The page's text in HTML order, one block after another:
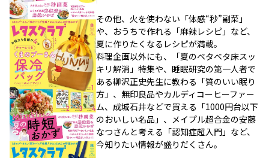
その他、火を使わない「体感“秒”副菜」
や、おうちで作れる「麻辣レシピ」など、
夏に作りたくなるレシピが満載。
料理企画以外にも、「夏のベタベタ床スッ
キリ解消」特集や、睡眠研究の第一人者で
ある柳沢正史先生に教わる「質のいい眠り
方」、無印良品やカルディコーヒーファー
ム、成城石井などで買える「1000円台以下
のおいしい名品」、メイプル超合金の安藤
なつさんと考える「認知症超入門」など、
今知りたい情報が盛りだくさん。